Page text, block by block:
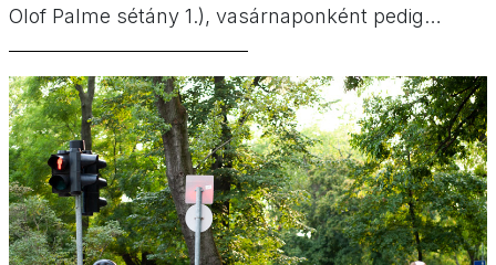
Olof Palme sétány 1.), vasárnaponként pedig